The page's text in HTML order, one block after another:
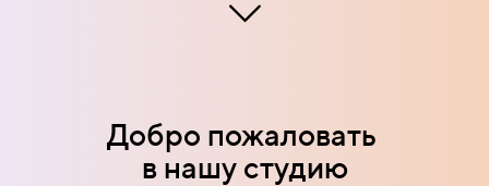
Добро пожаловать
в нашу студию